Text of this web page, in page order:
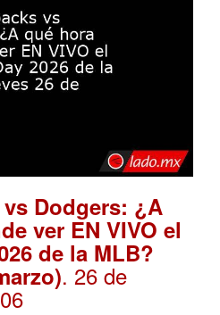
Dodgers: ¿A
ver EN VIVO el
de la MLB?
. 26 de